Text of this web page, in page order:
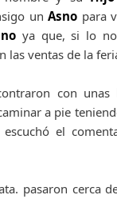
unAsno para
ya que, si lo
las ventas de la
con unas
a pie
escuchó el
pasaron cerca